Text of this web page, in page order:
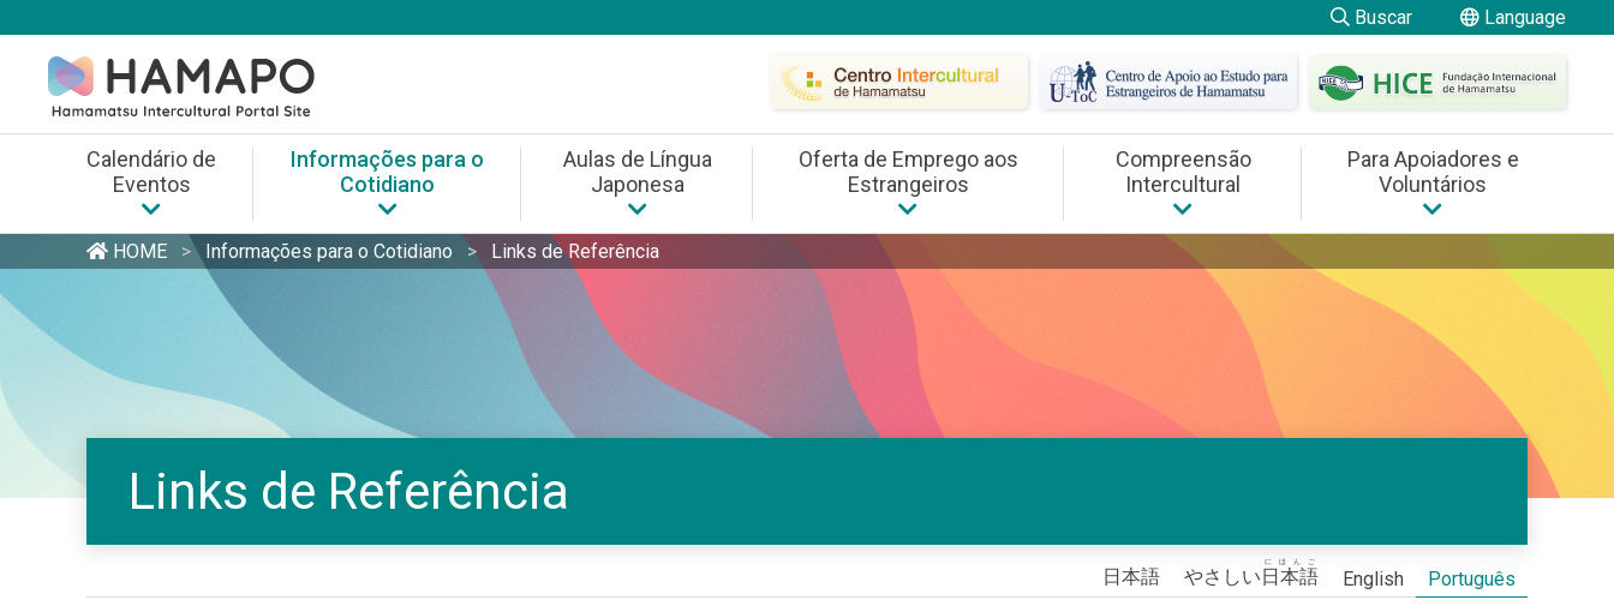
to
content
Buscar Language
やさしい日本語
にほんご
English
Português
Filipino
中文
Español
Indonesia
Calendário de
Eventos
Informações para o
Cotidiano
Informações para o Cotidiano
Informações / Balcão de Consultas da Cidade de Hamamatsu
Aulas de Língua
Japonesa
Aulas de Língua Japonesa
Projeto de concessão do teste de proficiência em língua japonesa HICE (JLPT)
Oferta de Emprego aos
Estrangeiros
Oferta de Emprego aos Estrangeiros
Busca de Emprego
Compreensão
Intercultural
Estudo de Idiomas
Eventos de Confraternização Internacional
Para Apoiadores e
Voluntários
Para Apoiadores e Voluntários
Cursos de Capacitação
Trabalho Voluntário
HOME > Informações para o Cotidiano > Links de Referência
Links de Referência
日本語 やさしい日本語
にほんご
English Português